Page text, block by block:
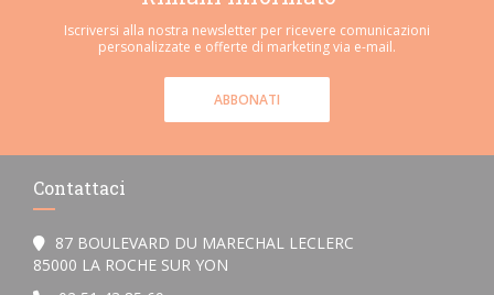
Iscriversi alla nostra newsletter per ricevere comunicazioni
personalizzate e offerte di marketing via e-mail.
ABBONATI
Contattaci
87 BOULEVARD DU MARECHAL LECLERC
85000 LA ROCHE SUR YON